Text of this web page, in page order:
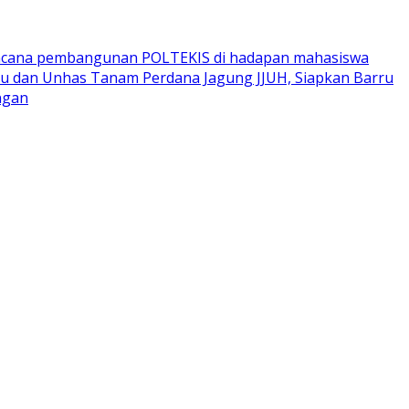
pembangunan POLTEKIS di hadapan mahasiswa
dan Unhas Tanam Perdana Jagung JJUH, Siapkan Barru